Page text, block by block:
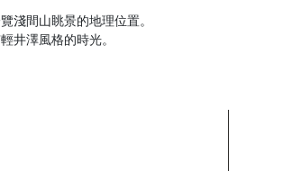
淺間山眺景的地理位置。
井澤風格的時光。